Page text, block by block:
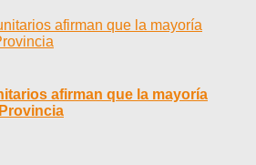
afirman que la mayoría